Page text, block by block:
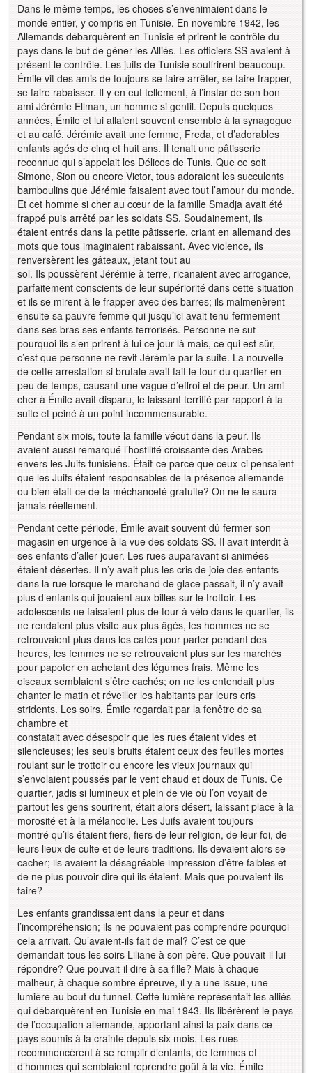
Dans le même temps, les choses s’envenimaient dans le
monde entier, y compris en Tunisie. En novembre 1942, les
Allemands débarquèrent en Tunisie et prirent le contrôle du
pays dans le but de gêner les Alliés. Les officiers SS avaient à
présent le contrôle. Les juifs de Tunisie souffrirent beaucoup.
Émile vit des amis de toujours se faire arrêter, se faire frapper,
se faire rabaisser. Il y en eut tellement, à l’instar de son bon
ami Jérémie Ellman, un homme si gentil. Depuis quelques
années, Émile et lui allaient souvent ensemble à la synagogue
et au café. Jérémie avait une femme, Freda, et d’adorables
enfants agés de cinq et huit ans. Il tenait une pâtisserie
reconnue qui s’appelait les Délices de Tunis. Que ce soit
Simone, Sion ou encore Victor, tous adoraient les succulents
bamboulins que Jérémie faisaient avec tout l’amour du monde.
Et cet homme si cher au cœur de la famille Smadja avait été
frappé puis arrêté par les soldats SS. Soudainement, ils
étaient entrés dans la petite pâtisserie, criant en allemand des
mots que tous imaginaient rabaissant. Avec violence, ils
renversèrent les gâteaux, jetant tout au
sol. Ils poussèrent Jérémie à terre, ricanaient avec arrogance,
parfaitement conscients de leur supériorité dans cette situation
et ils se mirent à le frapper avec des barres; ils malmenèrent
ensuite sa pauvre femme qui jusqu’ici avait tenu fermement
dans ses bras ses enfants terrorisés. Personne ne sut
pourquoi ils s’en prirent à lui ce jour-là mais, ce qui est sûr,
c’est que personne ne revit Jérémie par la suite. La nouvelle
de cette arrestation si brutale avait fait le tour du quartier en
peu de temps, causant une vague d’effroi et de peur. Un ami
cher à Émile avait disparu, le laissant terrifié par rapport à la
suite et peiné à un point incommensurable.
Pendant six mois, toute la famille vécut dans la peur. Ils
avaient aussi remarqué l’hostilité croissante des Arabes
envers les Juifs tunisiens. Était-ce parce que ceux-ci pensaient
que les Juifs étaient responsables de la présence allemande
ou bien était-ce de la méchanceté gratuite? On ne le saura
jamais réellement.
Pendant cette période, Émile avait souvent dû fermer son
magasin en urgence à la vue des soldats SS. Il avait interdit à
ses enfants d’aller jouer. Les rues auparavant si animées
étaient désertes. Il n’y avait plus les cris de joie des enfants
dans la rue lorsque le marchand de glace passait, il n’y avait
plus d‘enfants qui jouaient aux billes sur le trottoir. Les
adolescents ne faisaient plus de tour à vélo dans le quartier, ils
ne rendaient plus visite aux plus âgés, les hommes ne se
retrouvaient plus dans les cafés pour parler pendant des
heures, les femmes ne se retrouvaient plus sur les marchés
pour papoter en achetant des légumes frais. Même les
oiseaux semblaient s’être cachés; on ne les entendait plus
chanter le matin et réveiller les habitants par leurs cris
stridents. Les soirs, Émile regardait par la fenêtre de sa
chambre et
constatait avec désespoir que les rues étaient vides et
silencieuses; les seuls bruits étaient ceux des feuilles mortes
roulant sur le trottoir ou encore les vieux journaux qui
s’envolaient poussés par le vent chaud et doux de Tunis. Ce
quartier, jadis si lumineux et plein de vie où l’on voyait de
partout les gens sourirent, était alors désert, laissant place à la
morosité et à la mélancolie. Les Juifs avaient toujours
montré qu’ils étaient fiers, fiers de leur religion, de leur foi, de
leurs lieux de culte et de leurs traditions. Ils devaient alors se
cacher; ils avaient la désagréable impression d’être faibles et
de ne plus pouvoir dire qui ils étaient. Mais que pouvaient-ils
faire?
Les enfants grandissaient dans la peur et dans
l’incompréhension; ils ne pouvaient pas comprendre pourquoi
cela arrivait. Qu’avaient-ils fait de mal? C’est ce que
demandait tous les soirs Liliane à son père. Que pouvait-il lui
répondre? Que pouvait-il dire à sa fille? Mais à chaque
malheur, à chaque sombre épreuve, il y a une issue, une
lumière au bout du tunnel. Cette lumière représentait les alliés
qui débarquèrent en Tunisie en mai 1943. Ils libérèrent le pays
de l’occupation allemande, apportant ainsi la paix dans ce
pays soumis à la crainte depuis six mois. Les rues
recommencèrent à se remplir d’enfants, de femmes et
d’hommes qui semblaient reprendre goût à la vie. Émile